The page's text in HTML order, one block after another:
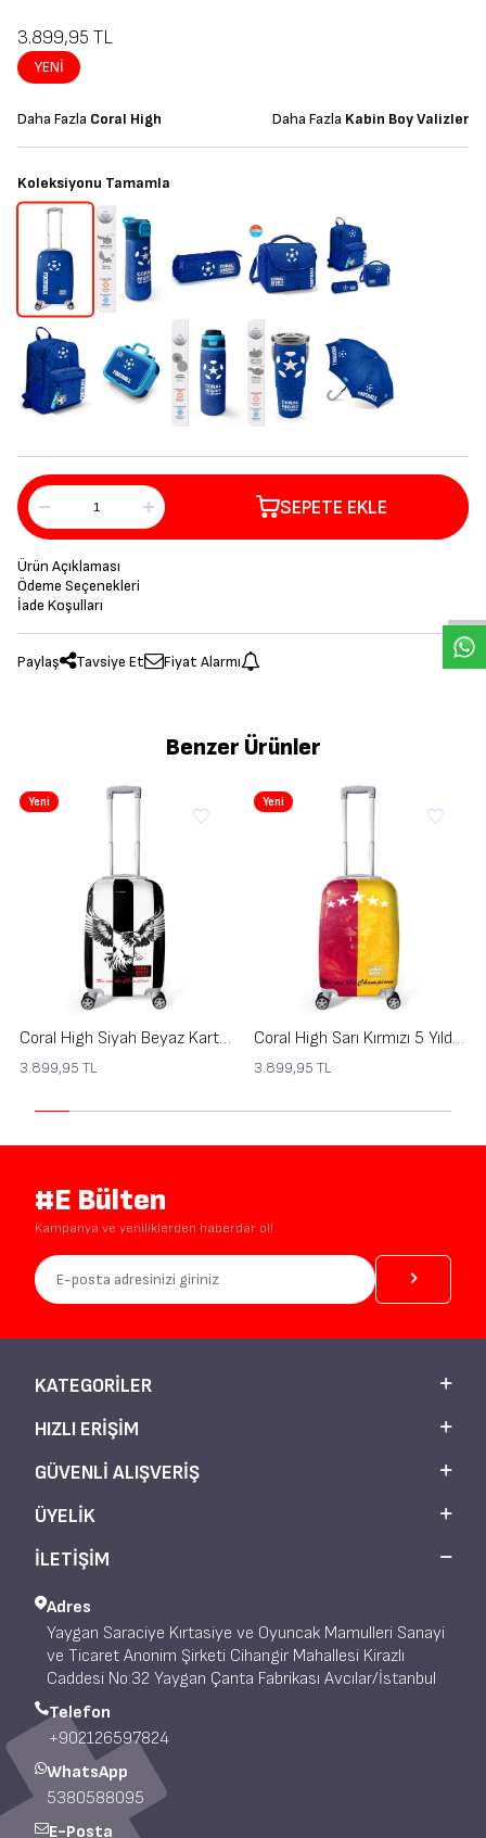
3.899,95 TL
YENI
Daha Fazla Coral High Daha Fazla Kabin Boy Valizler
Koleksiyonu Tamamla
SEPETE EKLE
Ürün Açıklaması
Ödeme Seçenekleri
İade Koşulları
Paylaş Tavsiye Et Fiyat Alarmı
Benzer Ürünler
Yeni
Coral High Siyah Beyaz Kartal Taraftar Desenli Kabin Boy Valiz (50cm) 16564
3.899,95 TL
Yeni
Coral High Sarı Kırmızı 5 Yıldız Aslan Taraftar Desenli Kabin Boy Valiz (50cm) 16563
3.899,95 TL
#E Bülten
Kampanya ve yeniliklerden haberdar ol!
KATEGORILER
HIZLI ERIŞIM
GÜVENLI ALIŞVERIŞ
ÜYELIK
İLETİŞİM
Adres
Yaygan Saraciye Kırtasiye ve Oyuncak Mamulleri Sanayi
ve Ticaret Anonim Şirketi Cihangir Mahallesi Kirazlı
Caddesi No:32 Yaygan Çanta Fabrikası Avcılar/İstanbul
Telefon
+902126597824
WhatsApp
5380588095
E-Posta